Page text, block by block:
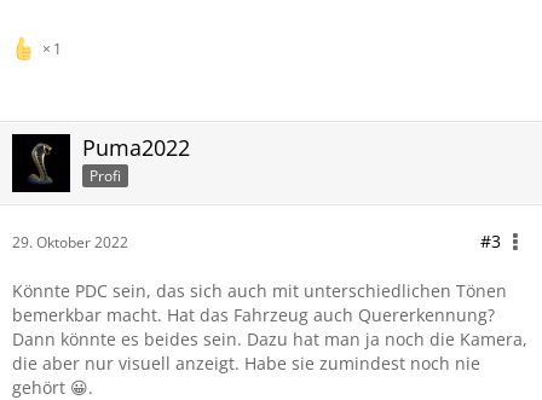
1
Puma2022
Profi
29. Oktober 2022 #3
Könnte PDC sein, das sich auch mit unterschiedlichen Tönen
bemerkbar macht. Hat das Fahrzeug auch Quererkennung?
Dann könnte es beides sein. Dazu hat man ja noch die Kamera,
die aber nur visuell anzeigt. Habe sie zumindest noch nie
gehört 😀.